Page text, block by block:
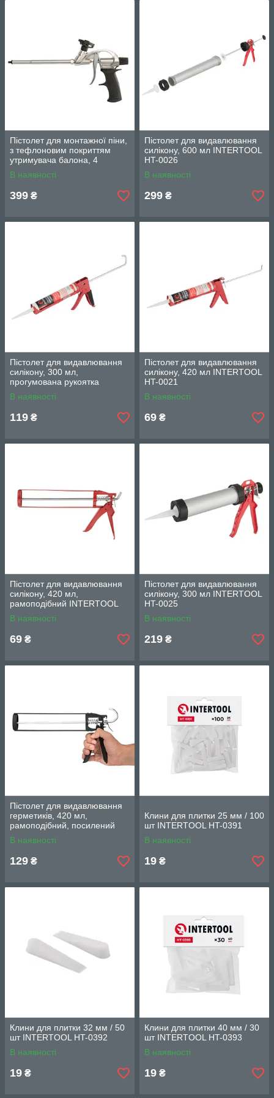
Пістолет для монтажної піни,
з тефлоновим покриттям
утримувача балона, 4
насадки INTERTOOL PT-0604
В наявності
399 ₴
Пістолет для видавлювання
силікону, 600 мл INTERTOOL
HT-0026
В наявності
299 ₴
Пістолет для видавлювання
силікону, 300 мл,
прогумована рукоятка
INTERTOOL HT-0023
В наявності
119 ₴
Пістолет для видавлювання
силікону, 420 мл INTERTOOL
HT-0021
В наявності
69 ₴
Пістолет для видавлювання
силікону, 420 мл,
рамоподібний INTERTOOL
HT-0022
В наявності
69 ₴
Пістолет для видавлювання
силікону, 300 мл INTERTOOL
HT-0025
В наявності
219 ₴
Пістолет для видавлювання
герметиків, 420 мл,
рамоподібний, посилений
INTERTOOL HT-0030
В наявності
129 ₴
Клини для плитки 25 мм / 100
шт INTERTOOL HT-0391
В наявності
19 ₴
Клини для плитки 32 мм / 50
шт INTERTOOL HT-0392
В наявності
19 ₴
Клини для плитки 40 мм / 30
шт INTERTOOL HT-0393
В наявності
19 ₴